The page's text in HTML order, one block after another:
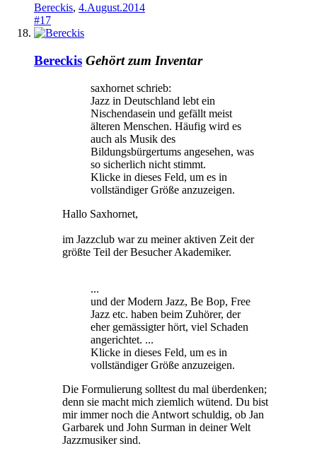
Bereckis, 4.August.2014
#17
Bereckis Gehört zum Inventar
saxhornet schrieb:
Jazz in Deutschland lebt ein
Nischendasein und gefällt meist
älteren Menschen. Häufig wird es
auch als Musik des
Bildungsbürgertums angesehen, was
so sicherlich nicht stimmt.
Klicke in dieses Feld, um es in
vollständiger Größe anzuzeigen.
Hallo Saxhornet,
im Jazzclub war zu meiner aktiven Zeit der
größte Teil der Besucher Akademiker.
...
und der Modern Jazz, Be Bop, Free
Jazz etc. haben beim Zuhörer, der
eher gemässigter hört, viel Schaden
angerichtet. ...
Klicke in dieses Feld, um es in
vollständiger Größe anzuzeigen.
Die Formulierung solltest du mal überdenken;
denn sie macht mich ziemlich wütend. Du bist
mir immer noch die Antwort schuldig, ob Jan
Garbarek und John Surman in deiner Welt
Jazzmusiker sind.